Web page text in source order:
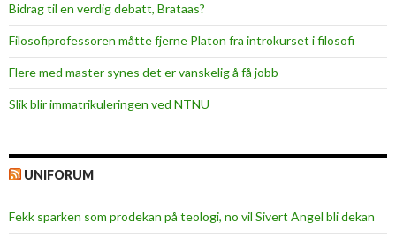
Bidrag til en verdig debatt, Brataas?
Filosofiprofessoren måtte fjerne Platon fra introkurset i filosofi
Flere med master synes det er vanskelig å få jobb
Slik blir immatrikuleringen ved NTNU
UNIFORUM
Fekk sparken som prodekan på teologi, no vil Sivert Angel bli dekan